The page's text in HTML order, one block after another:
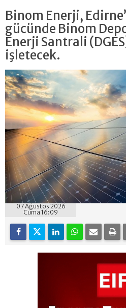
Binom Enerji,
gücünde Binom
Enerji Santrali
işletecek.
07 Ağustos 2026
Cuma 16:09